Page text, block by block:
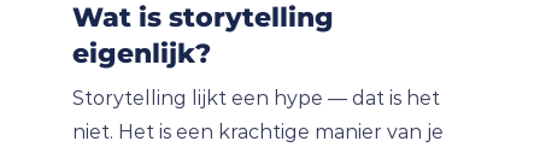
Wat is storytelling
eigenlijk?
Storytelling lijkt een hype — dat is het
niet. Het is een krachtige manier van je